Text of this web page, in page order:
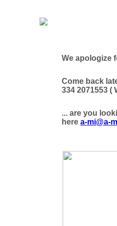
We apologize
Come back
334 2071553 (
... are you
here a-mi@a-